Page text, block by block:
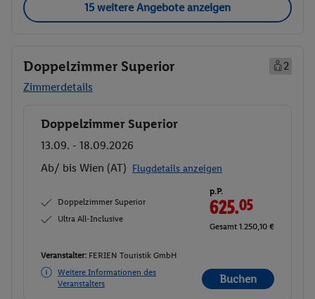
15 weitere Angebote anzeigen
Doppelzimmer Superior
2
Zimmerdetails
Buchen
Doppelzimmer Superior
13.09. - 18.09.2026
Ab/ bis Wien (AT) Flugdetails anzeigen
Doppelzimmer Superior
Ultra All-Inclusive
p.P.
625.05
Gesamt 1.250,10 €
Veranstalter: FERIEN Touristik GmbH
Weitere Informationen des
Veranstalters
Buchen